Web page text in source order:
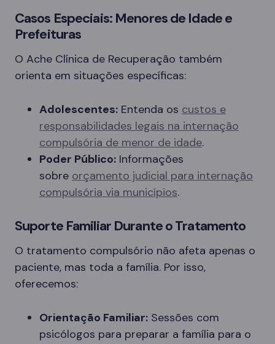
Casos Especiais: Menores de Idade e
Prefeituras
O Ache Clínica de Recuperação também
orienta em situações específicas:
Adolescentes: Entenda os custos e
responsabilidades legais na internação
compulsória de menor de idade.
Poder Público: Informações
sobre orçamento judicial para internação
compulsória via municípios.
Suporte Familiar Durante o Tratamento
O tratamento compulsório não afeta apenas o
paciente, mas toda a família. Por isso,
oferecemos:
Orientação Familiar: Sessões com
psicólogos para preparar a família para o